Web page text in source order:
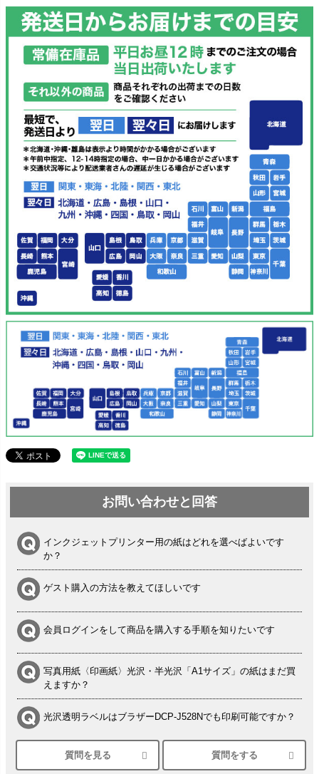
お問い合わせと回答
インクジェットプリンター用の紙はどれを選べばよいです
か？
ゲスト購入の方法を教えてほしいです
会員ログインをして商品を購入する手順を知りたいです
写真用紙〈印画紙〉光沢・半光沢「A1サイズ」の紙はまだ買
えますか？
光沢透明ラベルはブラザーDCP-J528Nでも印刷可能ですか？
シルバーペーパーにEPSON EP-30VAで印刷するときの設定
は？
質問を見る 質問をする